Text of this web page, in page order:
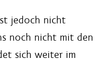
jedoch nicht
noch nicht mit den
sich weiter im